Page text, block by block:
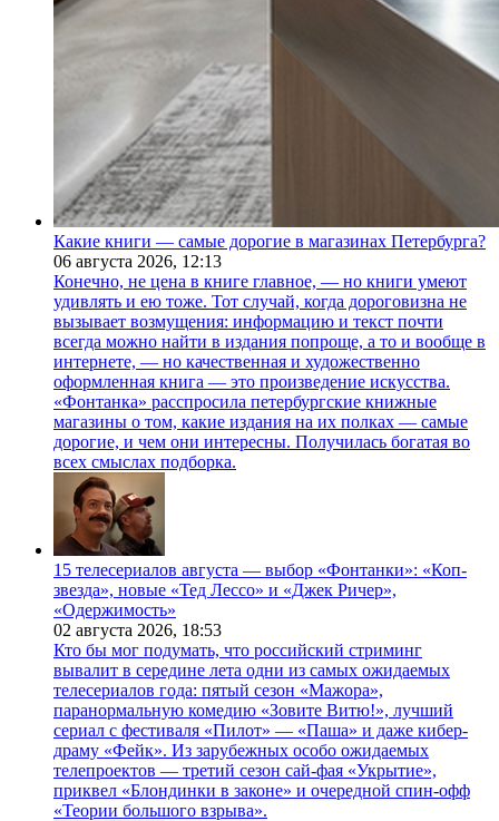
Какие книги — самые дорогие в магазинах Петербурга?
06 августа 2026, 12:13
Конечно, не цена в книге главное, — но книги умеют
удивлять и ею тоже. Тот случай, когда дороговизна не
вызывает возмущения: информацию и текст почти
всегда можно найти в издания попроще, а то и вообще в
интернете, — но качественная и художественно
оформленная книга — это произведение искусства.
«Фонтанка» расспросила петербургские книжные
магазины о том, какие издания на их полках — самые
дорогие, и чем они интересны. Получилась богатая во
всех смыслах подборка.
15 телесериалов августа — выбор «Фонтанки»: «Коп-
звезда», новые «Тед Лессо» и «Джек Ричер»,
«Одержимость»
02 августа 2026, 18:53
Кто бы мог подумать, что российский стриминг
вывалит в середине лета одни из самых ожидаемых
телесериалов года: пятый сезон «Мажора»,
паранормальную комедию «Зовите Витю!», лучший
сериал с фестиваля «Пилот» — «Паша» и даже кибер-
драму «Фейк». Из зарубежных особо ожидаемых
телепроектов — третий сезон сай-фая «Укрытие»,
приквел «Блондинки в законе» и очередной спин-офф
«Теории большого взрыва».